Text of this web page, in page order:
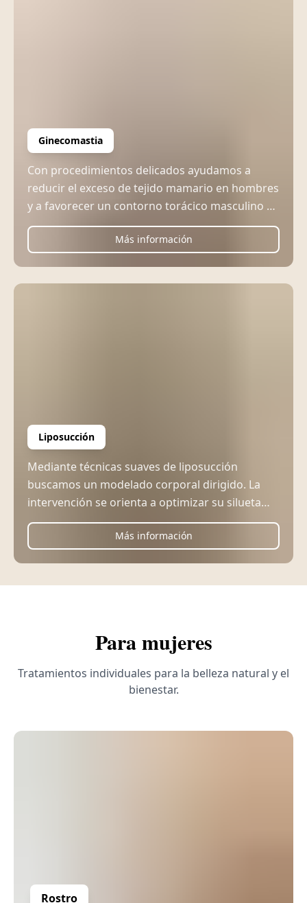
Ginecomastia
Con procedimientos delicados ayudamos a
reducir el exceso de tejido mamario en hombres
y a favorecer un contorno torácico masculino de
aspecto natural.
Más información
Liposucción
Mediante técnicas suaves de liposucción
buscamos un modelado corporal dirigido. La
intervención se orienta a optimizar su silueta
personal, según sus condiciones individuales.
Más información
Para mujeres
Tratamientos individuales para la belleza natural y el
bienestar.
Rostro